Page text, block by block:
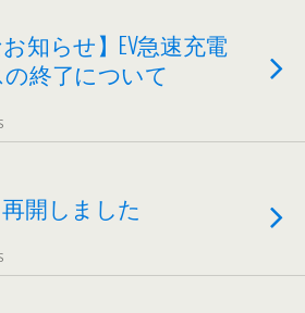
お知らせ】EV急速充電
終了について
再開しました